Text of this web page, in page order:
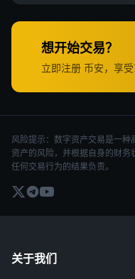
想开始交易？
立即注册 币安，享
风险提示：数字资产交易是一
资产的风险，并根据自身的财
任何交易行为的结果负责。
关于我们